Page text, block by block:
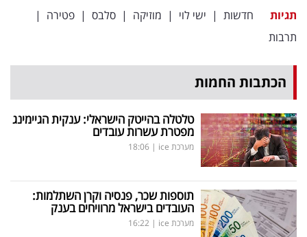
תגיות חדשות | ישי לוי | מוזיקה | סלבס | פטירה |
תרבות
הכתבות החמות
טלטלה בהייטק הישראלי: ענקית הגיימינג
מפטרת עשרות עובדים
מערכת ice |
18:06
תוספות שכר, פנסיה וקרן השתלמות:
העובדים בישראל מרוויחים בענק
מערכת ice |
16:22